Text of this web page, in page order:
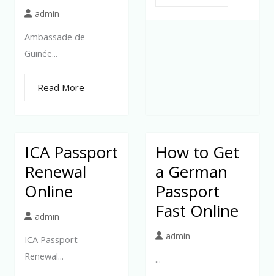
admin
Ambassade de
Guinée...
Read More
ICA Passport
Renewal
Online
admin
ICA Passport
Renewal...
How to Get
a German
Passport
Fast Online
admin
...